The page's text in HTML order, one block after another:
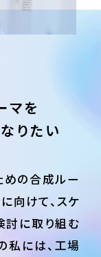
マを
りたい
めの合成ルー
向けて、スケ
討に取り組む
私には、工場